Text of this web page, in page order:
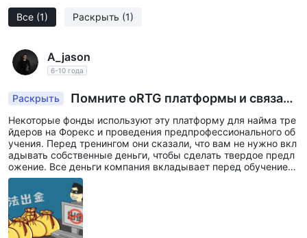
Все (1) Раскрыть (1)
A_jason
6-10 года
Раскрыть
Помните оRTG платформы и связанн
ые с ними фонды компаний, которые поглоща
ют фонд убытков клиентов, нанимая трейдеро
в, во избежание обмана.RTG
Некоторые фонды используют эту платформу для найма тре
йдеров на Форекс и проведения предпрофессионального об
учения. Перед тренингом они сказали, что вам не нужно вкл
адывать собственные деньги, чтобы сделать твердое предл
ожение. Все деньги компания вкладывает перед обучением.
После обучения стажеров побуждают выплатить фонды рис
ка перед реальной сделкой. компания заявила, что риск раз
делит сама и студенты, и фактически компания приняла на с
ебя убытки клиентов. Очень сложно попросить их вернуть ф
онд риска, если вы решите прекратить торговлю на полпути.